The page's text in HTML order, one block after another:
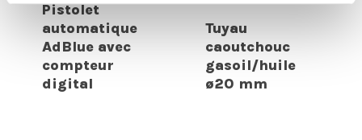
Pistolet
automatique
AdBlue avec
compteur
digital
Tuyau
caoutchouc
gasoil/huile
ø20 mm